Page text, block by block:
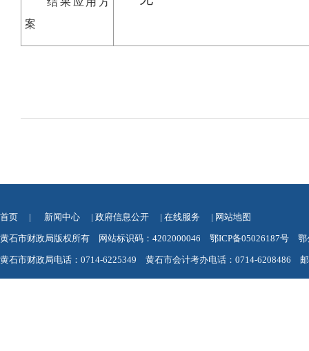
案
首页 | 新闻中心 | 政府信息公开 | 在线服务 | 网站地图
黄石市财政局版权所有 网站标识码：4202000046 鄂ICP备05026187号 鄂
黄石市财政局电话：0714-6225349 黄石市会计考办电话：0714-6208486